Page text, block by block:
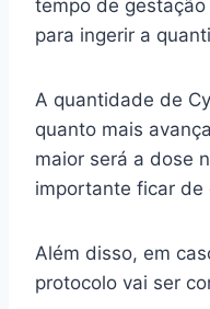
tempo de
para ingerir a
A quantidade de
quanto mais
maior será a dose
importante ficar de
Além disso, em
protocolo vai ser